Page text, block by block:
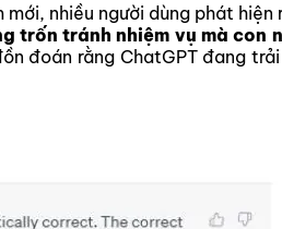
nhiều người dùng phát hiện
trốn tránh nhiệm vụ mà con
đoán rằng ChatGPT đang